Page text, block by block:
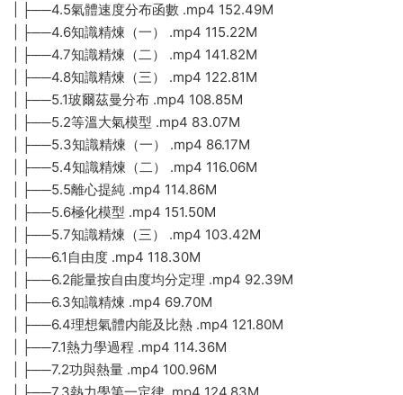
| ├──4.5氣體速度分布函數 .mp4 152.49M
| ├──4.6知識精煉（一） .mp4 115.22M
| ├──4.7知識精煉（二） .mp4 141.82M
| ├──4.8知識精煉（三） .mp4 122.81M
| ├──5.1玻爾茲曼分布 .mp4 108.85M
| ├──5.2等溫大氣模型 .mp4 83.07M
| ├──5.3知識精煉（一） .mp4 86.17M
| ├──5.4知識精煉（二） .mp4 116.06M
| ├──5.5離心提純 .mp4 114.86M
| ├──5.6極化模型 .mp4 151.50M
| ├──5.7知識精煉（三） .mp4 103.42M
| ├──6.1自由度 .mp4 118.30M
| ├──6.2能量按自由度均分定理 .mp4 92.39M
| ├──6.3知識精煉 .mp4 69.70M
| ├──6.4理想氣體内能及比熱 .mp4 121.80M
| ├──7.1熱力學過程 .mp4 114.36M
| ├──7.2功與熱量 .mp4 100.96M